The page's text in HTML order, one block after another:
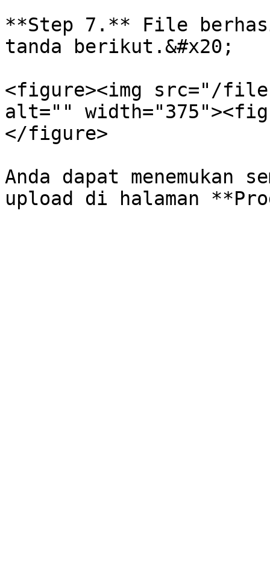
**Step 7.** File
tanda berikut.&#x20;
<figure><img src="/
alt=""
</figure>
Anda dapat menemukan